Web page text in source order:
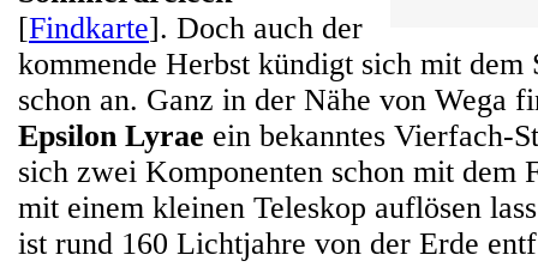
[Findkarte]. Doch auch der
kommende Herbst kündigt sich mit
schon an. Ganz in der Nähe von Wega
Epsilon Lyrae ein bekanntes Vierfach-
sich zwei Komponenten schon mit dem
mit einem kleinen Teleskop auflösen
ist rund 160 Lichtjahre von der Erde